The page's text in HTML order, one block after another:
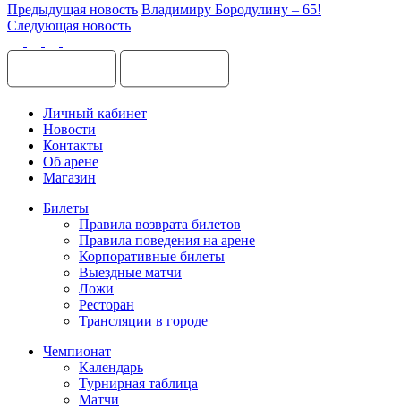
Предыдущая новость Владимиру Бородулину – 65!
Следующая новость
Личный кабинет
Новости
Контакты
Об арене
Магазин
Билеты
Правила возврата билетов
Правила поведения на арене
Корпоративные билеты
Выездные матчи
Ложи
Ресторан
Трансляции в городе
Чемпионат
Календарь
Турнирная таблица
Матчи